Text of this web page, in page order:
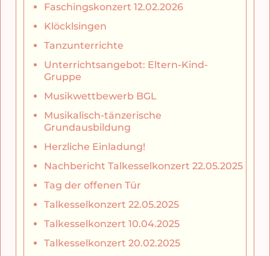
Faschingskonzert 12.02.2026
Klöcklsingen
Tanzunterrichte
Unterrichtsangebot: Eltern-Kind-
Gruppe
Musikwettbewerb BGL
Musikalisch-tänzerische
Grundausbildung
Herzliche Einladung!
Nachbericht Talkesselkonzert 22.05.2025
Tag der offenen Tür
Talkesselkonzert 22.05.2025
Talkesselkonzert 10.04.2025
Talkesselkonzert 20.02.2025